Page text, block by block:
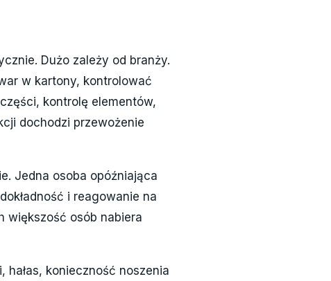
Dużo zależy od branży.
w kartony, kontrolować
kontrolę elementów,
dochodzi przewożenie
Jedna osoba opóźniająca
i reagowanie na
większość osób nabiera
konieczność noszenia